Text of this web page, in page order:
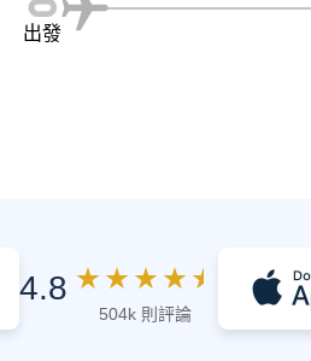
出發
4.8 ★ ★ ★ ★ ★
504k 則評論